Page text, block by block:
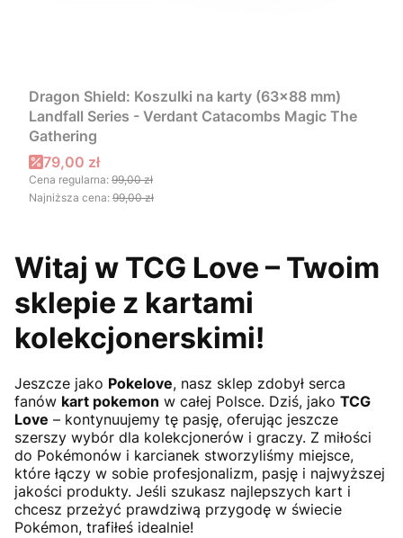
Dragon Shield: Koszulki na karty (63x88 mm)
Landfall Series - Verdant Catacombs Magic The
Gathering
Cena promocyjna
79,00 zł
Cena regularna: 99,00 zł
Najniższa cena: 99,00 zł
Witaj w TCG Love – Twoim
sklepie z kartami
kolekcjonerskimi!
Jeszcze jako Pokelove, nasz sklep zdobył serca
fanów kart pokemon w całej Polsce. Dziś, jako TCG
Love – kontynuujemy tę pasję, oferując jeszcze
szerszy wybór dla kolekcjonerów i graczy. Z miłości
do Pokémonów i karcianek stworzyliśmy miejsce,
które łączy w sobie profesjonalizm, pasję i najwyższej
jakości produkty. Jeśli szukasz najlepszych kart i
chcesz przeżyć prawdziwą przygodę w świecie
Pokémon, trafiłeś idealnie!